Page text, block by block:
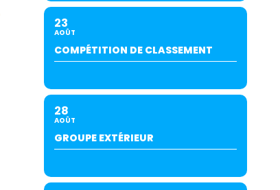
23
AOÛT
COMPÉTITION DE CLASSEMENT
28
AOÛT
GROUPE EXTÉRIEUR